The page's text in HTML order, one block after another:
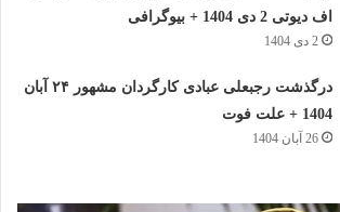
اف دیوتی 2 دی 1404 + بیوگرافی
2 دی 1404
درگذشت رجبعلی عبادی کارگردان مشهور ۲۴ آبان
1404 + علت فوت
26 آبان 1404